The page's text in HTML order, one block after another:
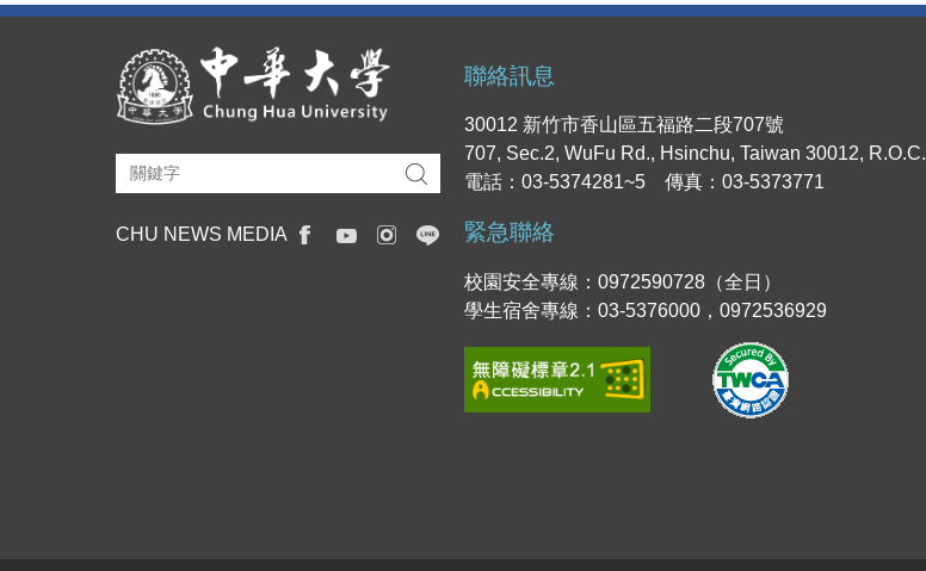
CHU NEWS MEDIA
聯絡訊息
30012 新竹市香山區五福路二段707號
707, Sec.2, WuFu Rd., Hsinchu, Taiwan 30012, R.O.C.
電話：03-5374281~5 傳真：03-5373771
緊急聯絡
校園安全專線：0972590728（全日）
學生宿舍專線：03-5376000，0972536929